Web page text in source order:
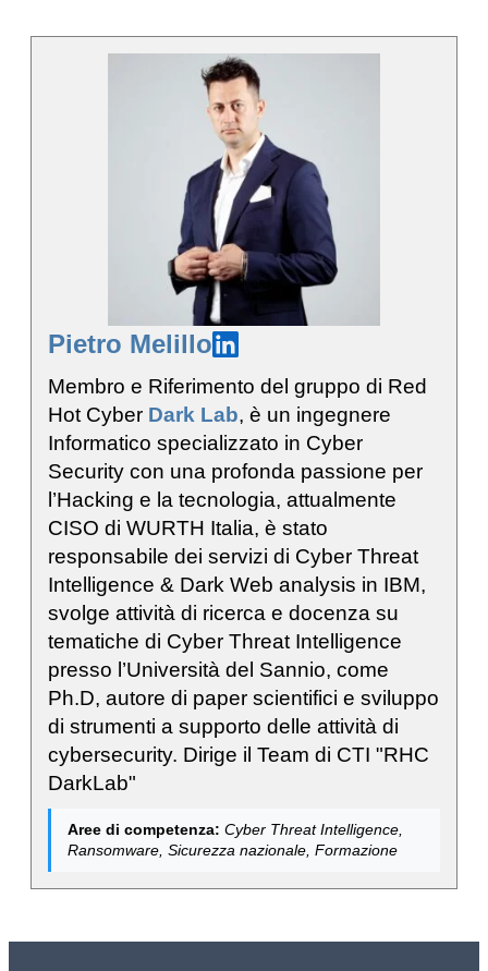
Pietro Melillo
Membro e Riferimento del gruppo di Red
Hot Cyber Dark Lab, è un ingegnere
Informatico specializzato in Cyber
Security con una profonda passione per
l’Hacking e la tecnologia, attualmente
CISO di WURTH Italia, è stato
responsabile dei servizi di Cyber Threat
Intelligence & Dark Web analysis in IBM,
svolge attività di ricerca e docenza su
tematiche di Cyber Threat Intelligence
presso l’Università del Sannio, come
Ph.D, autore di paper scientifici e sviluppo
di strumenti a supporto delle attività di
cybersecurity. Dirige il Team di CTI "RHC
DarkLab"
Aree di competenza: Cyber Threat Intelligence,
Ransomware, Sicurezza nazionale, Formazione